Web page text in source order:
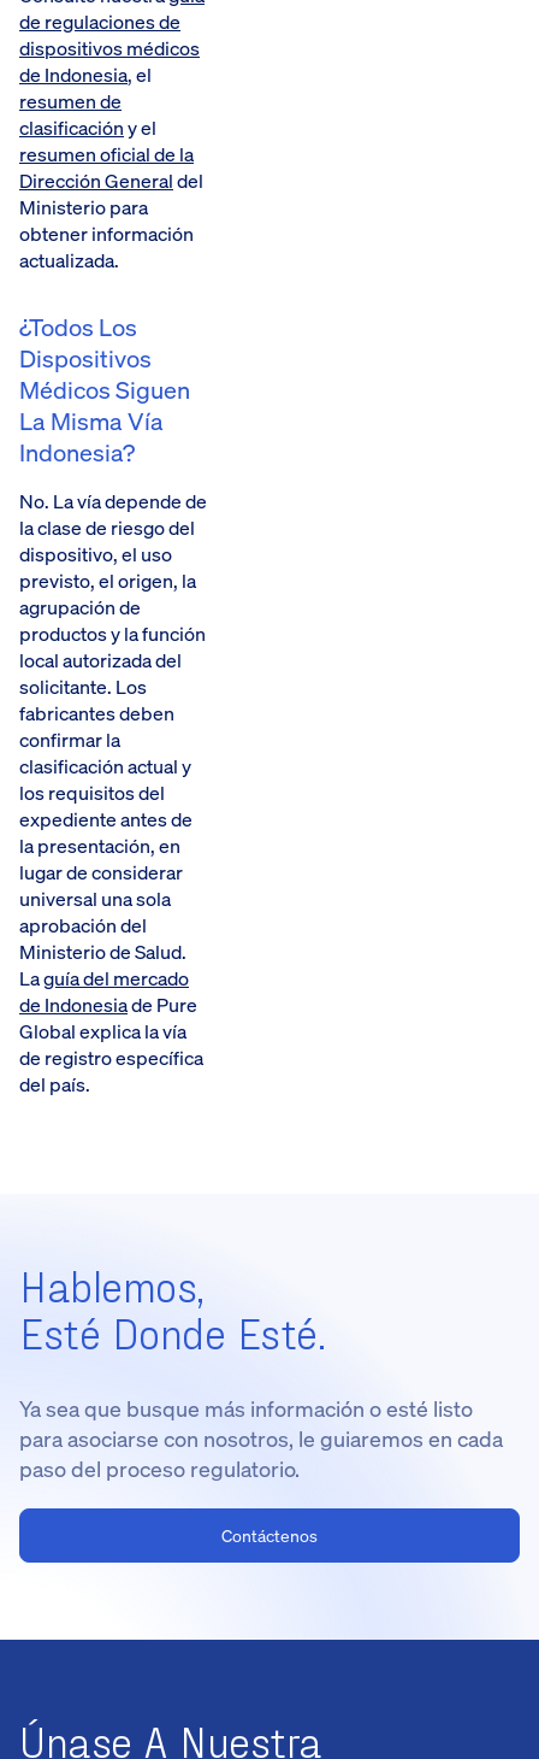
de regulaciones de
dispositivos médicos
de Indonesia, el
resumen de
clasificacióny el
resumen oficial de la
Dirección Generaldel
Ministerio para
obtener información
actualizada.
¿Todos Los
Dispositivos
Médicos Siguen
La Misma Vía
Indonesia?
No. La vía depende de
la clase de riesgo del
dispositivo, el uso
previsto, el origen, la
agrupación de
productos y la función
local autorizada del
solicitante. Los
fabricantes deben
confirmar la
clasificación actual y
los requisitos del
expediente antes de
la presentación, en
lugar de considerar
universal una sola
aprobación del
Ministerio de Salud.
Laguía del mercado
de Indonesiade Pure
Global explica la vía
de registro específica
del país.
Hablemos,
Esté Donde Esté.
Ya sea que busque más información o esté listo
para asociarse con nosotros, le guiaremos en cada
paso del proceso regulatorio.
Contáctenos
Únase A Nuestra